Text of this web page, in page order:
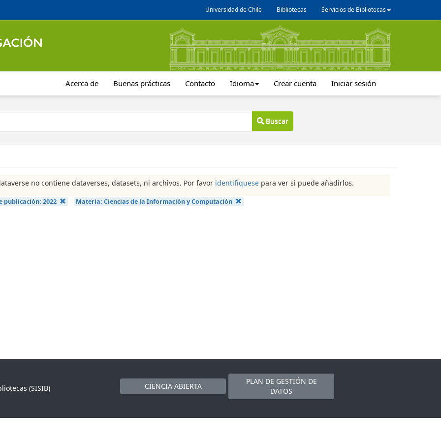
Universidad de Chile Bibliotecas Servicios de Bibliotecas
Acerca de Buenas prácticas Contacto Idioma Crear cuenta Iniciar sesión
Buscar
no contiene dataverses, datasets, ni archivos. Por favor identifíquese para ver si puede añadirlos.
publicación: 2022 Materia:Ciencias de la Información y Computación
(SISIB)
CIENCIA ABIERTA
PLAN DE GESTIÓN DE
DATOS